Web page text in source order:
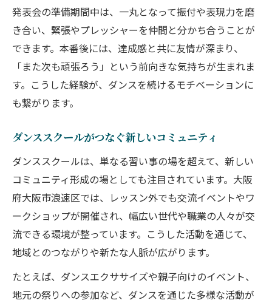
発表会の準備期間中は、一丸となって振付や表現力を磨
き合い、緊張やプレッシャーを仲間と分かち合うことが
できます。本番後には、達成感と共に友情が深まり、
「また次も頑張ろう」という前向きな気持ちが生まれま
す。こうした経験が、ダンスを続けるモチベーションに
も繋がります。
ダンススクールがつなぐ新しいコミュニティ
ダンススクールは、単なる習い事の場を超えて、新しい
コミュニティ形成の場としても注目されています。大阪
府大阪市浪速区では、レッスン外でも交流イベントやワ
ークショップが開催され、幅広い世代や職業の人々が交
流できる環境が整っています。こうした活動を通じて、
地域とのつながりや新たな人脈が広がります。
たとえば、ダンスエクササイズや親子向けのイベント、
地元の祭りへの参加など、ダンスを通じた多様な活動が